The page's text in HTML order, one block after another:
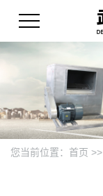
您当前位置： 首页 >>